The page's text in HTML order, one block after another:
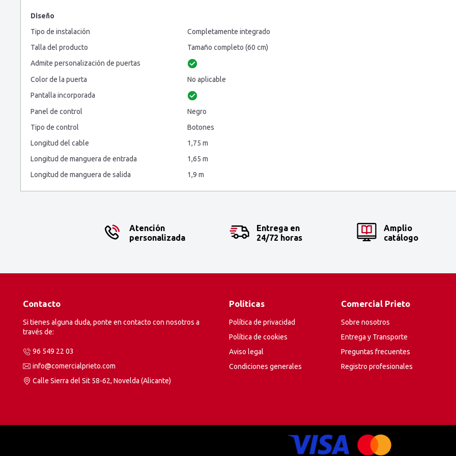
Diseño
Tipo de instalación
Completamente integrado
Talla del producto
Tamaño completo (60 cm)
Admite personalización de puertas
Color de la puerta
No aplicable
Pantalla incorporada
Panel de control
Negro
Tipo de control
Botones
Longitud del cable
1,75 m
Longitud de manguera de entrada
1,65 m
Longitud de manguera de salida
1,9 m
Atención
personalizada
Entrega en
24/72 horas
Amplio
catálogo
Contacto
Si tienes alguna duda, ponte en contacto con nosotros a
través de:
96 549 22 03
info@comercialprieto.com
Calle Sierra del Sit 58-62, Novelda (Alicante)
Políticas
Política de privacidad
Política de cookies
Aviso legal
Condiciones generales
Comercial Prieto
Sobre nosotros
Entrega y Transporte
Preguntas frecuentes
Registro profesionales